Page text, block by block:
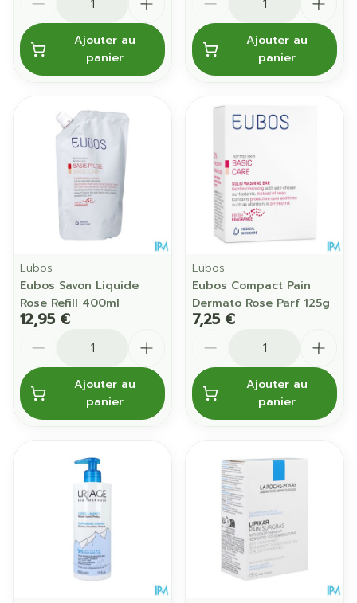
Ajouter au
panier
Ajouter au
panier
Eubos
Eubos Savon Liquide
Rose Refill 400ml
12,95 €
Ajouter au
panier
Eubos
Eubos Compact Pain
Dermato Rose Parf 125g
7,25 €
Ajouter au
panier